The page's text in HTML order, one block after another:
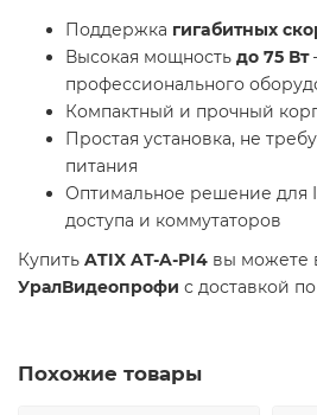
Поддержка гигaбитных
Высокая мощность до 75 Вт
профессионального
Компактный и прочный
Простая установка, не
питания
Оптимальное решение для
доступа и коммутаторов
Купить ATIX AT-A-PI4 вы можете
УралВидеопрофи с доставкой
Похожие товары